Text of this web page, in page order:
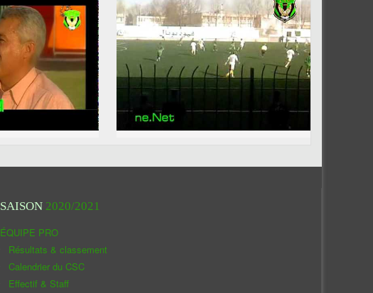
SAISON 2020/2021
ÉQUIPE PRO
Résultats & classement
Calendrier du CSC
Effectif & Staff